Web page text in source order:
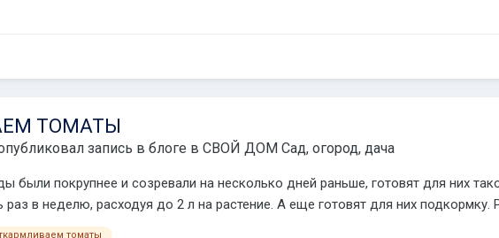
ТОМАТЫ
запись в блоге в СВОЙ ДОМ Сад, огород, дача
были покрупнее и созревали на несколько дней раньше, готовят для них
в неделю, расходуя до 2 л на растение. А еще готовят для них подкормку.
томаты